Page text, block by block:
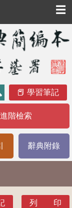
☰
學習筆記
進階檢索
辭典附錄
列 印